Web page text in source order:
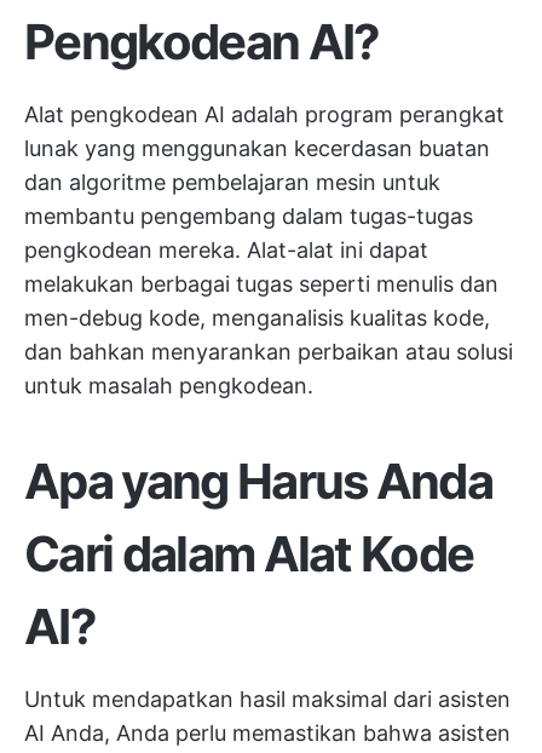
Pengkodean AI?
Alat pengkodean AI adalah program perangkat
lunak yang menggunakan kecerdasan buatan
dan algoritme pembelajaran mesin untuk
membantu pengembang dalam tugas-tugas
pengkodean mereka. Alat-alat ini dapat
melakukan berbagai tugas seperti menulis dan
men-debug kode, menganalisis kualitas kode,
dan bahkan menyarankan perbaikan atau solusi
untuk masalah pengkodean.
Apa yang Harus Anda
Cari dalam Alat Kode
AI?
Untuk mendapatkan hasil maksimal dari asisten
AI Anda, Anda perlu memastikan bahwa asisten